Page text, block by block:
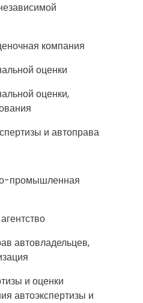
компания
оценки
оценки,
и автоправа
промышленная
автовладельцев,
и оценки
автоэкспертизы и